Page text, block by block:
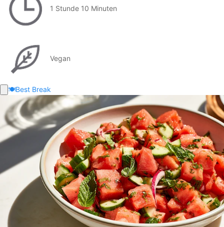
1 Stunde 10 Minuten
Vegan
🍽️Best Break